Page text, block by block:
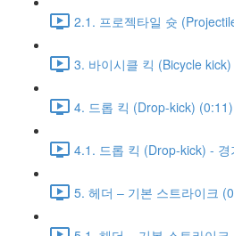
2.1. 프로젝타일 슛
3. 바이시클 킥 (Bicycle
4. 드롭 킥 (Drop-kick) (0:11)
4.1. 드롭 킥 (Drop-kick) -
5. 헤더 – 기본 스트라이크